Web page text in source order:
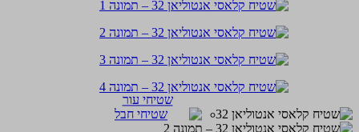
שטיחי עור